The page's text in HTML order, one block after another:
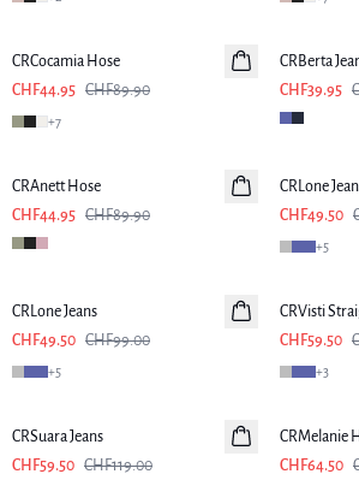
CRCocamia Hose
CHF44.95 CHF89.90
+7
CRBerta
CHF39.95
CRAnett Hose
CHF44.95 CHF89.90
CRLone
CHF49.50
+5
CRLone Jeans
CHF49.50 CHF99.00
+5
CRVisti
CHF59.50
+3
CRSuara Jeans
CHF59.50 CHF119.00
CRMelanie
CHF64.50